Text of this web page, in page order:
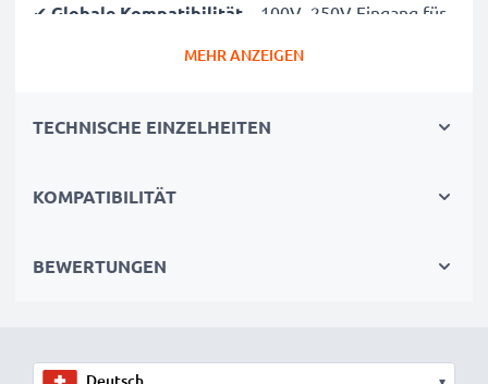
✔ Globale Kompatibilität – 100V–250V Eingang für
✔Zertifizierte Sicherheit– CE- und RoHS-zertifiziert
Kurzschluss
Kompakt & reisetauglich
MEHR ANZEIGEN
TECHNISCHE EINZELHEITEN
KOMPATIBILITÄT
BEWERTUNGEN